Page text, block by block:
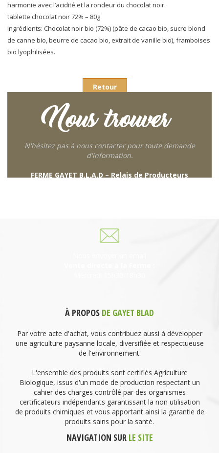
harmonie avec l’acidité et la rondeur du chocolat noir.
tablette chocolat noir 72% – 80g
Ingrédients: Chocolat noir bio (72%) (pâte de cacao bio, sucre blond
de canne bio, beurre de cacao bio, extrait de vanille bio), framboises
bio lyophilisées.
Retour
Nous trouver
N'hésitez pas à nous contacter pour toute demande
d'information.
FERME GAYET B.L.A.D – Relais de Producteurs
À PROPOS DE GAYET BLAD
Par votre acte d'achat, vous contribuez aussi à développer
une agriculture paysanne locale, diversifiée et respectueuse
de l'environnement.
L'ensemble des produits sont certifiés Agriculture
Biologique, issus d'un mode de production respectant un
cahier des charges contrôlé par des organismes
certificateurs indépendants garantissant la non utilisation
de produits chimiques et vous apportant ainsi la garantie de
produits sains pour la santé.
NAVIGATION SUR LE SITE